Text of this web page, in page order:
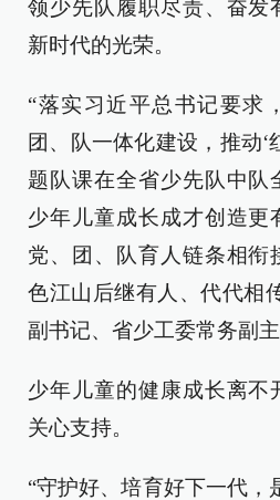
领少先队履职尽责、奋发
新时代的光荣。
“落实习近平总书记要求
团、队一体化建设，推动‘
题队课在全省少先队中队
少年儿童成长成才创造更
党、团、队育人链条相衔
色江山后继有人、代代相
副书记、省少工委常务副主
少年儿童的健康成长离不
关心支持。
“守护好、培育好下一代，